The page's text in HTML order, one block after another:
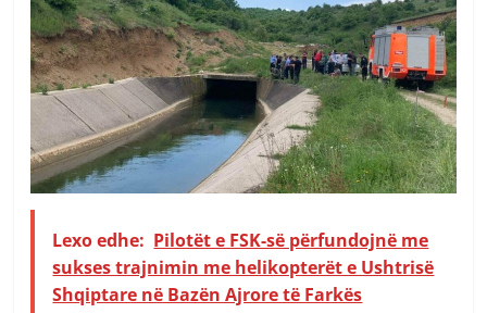
Lexo edhe: Pilotët e FSK-së përfundojnë me
sukses trajnimin me helikopterët e Ushtrisë
Shqiptare në Bazën Ajrore të Farkës